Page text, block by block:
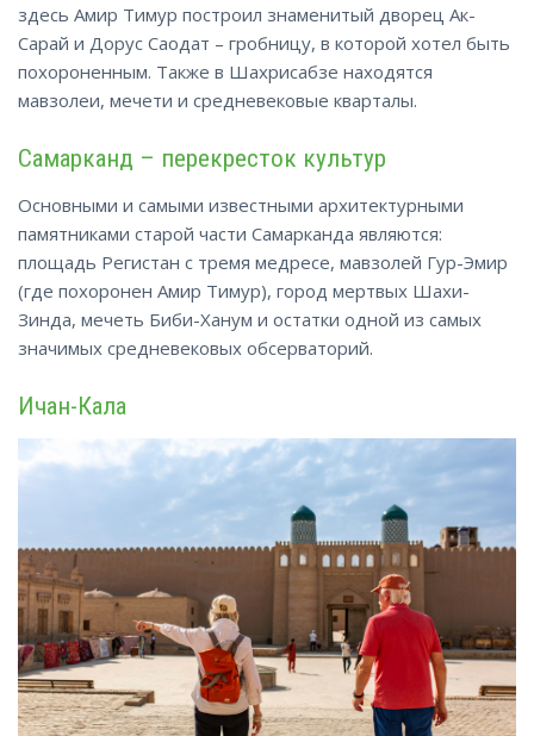
здесь Амир Тимур построил знаменитый дворец Ак-
Сарай и Дорус Саодат – гробницу, в которой хотел быть
похороненным. Также в Шахрисабзе находятся
мавзолеи, мечети и средневековые кварталы.
Самарканд – перекресток культур
Основными и самыми известными архитектурными
памятниками старой части Самарканда являются:
площадь Регистан с тремя медресе, мавзолей Гур-Эмир
(где похоронен Амир Тимур), город мертвых Шахи-
Зинда, мечеть Биби-Ханум и остатки одной из самых
значимых средневековых обсерваторий.
Ичан-Кала